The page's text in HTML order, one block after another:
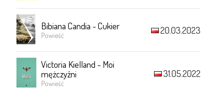
Bibiana Candia - Cukier
Powieść 20.03.2023
Victoria Kielland - Moi
mężczyźni
Powieść
31.05.2022